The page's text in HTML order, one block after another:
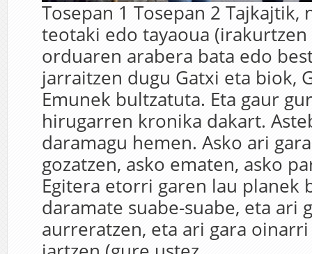
Tosepan 1 Tosepan 2 Tajkajtik,
teotaki edo tayaoua
orduaren arabera bata edo
jarraitzen dugu Gatxi eta biok,
Emunek bultzatuta. Eta gaur
hirugarren kronika dakart.
daramagu hemen. Asko ari
gozatzen, asko ematen, asko
Egitera etorri garen lau planek
daramate suabe-suabe, eta ari
aurreratzen, eta ari gara